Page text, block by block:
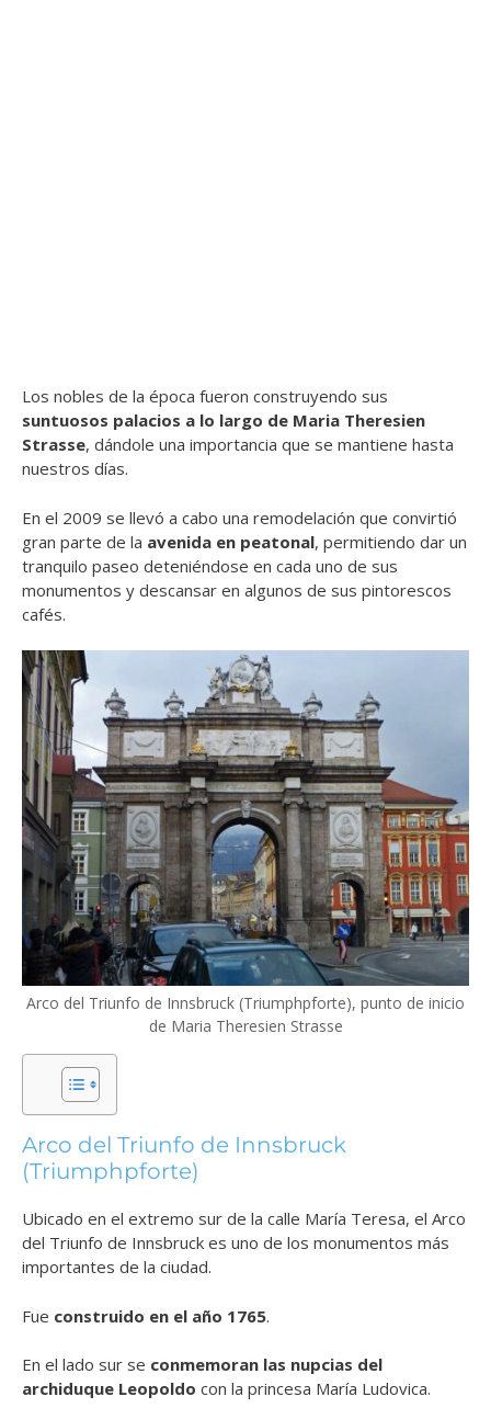
Los nobles de la época fueron construyendo sus
suntuosos palacios a lo largo de Maria Theresien
Strasse, dándole una importancia que se mantiene hasta
nuestros días.
En el 2009 se llevó a cabo una remodelación que convirtió
gran parte de la avenida en peatonal, permitiendo dar un
tranquilo paseo deteniéndose en cada uno de sus
monumentos y descansar en algunos de sus pintorescos
cafés.
Arco del Triunfo de Innsbruck (Triumphpforte), punto de inicio
de Maria Theresien Strasse
Arco del Triunfo de Innsbruck
(Triumphpforte)
Ubicado en el extremo sur de la calle María Teresa, el Arco
del Triunfo de Innsbruck es uno de los monumentos más
importantes de la ciudad.
Fue construido en el año 1765.
En el lado sur se conmemoran las nupcias del
archiduque Leopoldo con la princesa María Ludovica.